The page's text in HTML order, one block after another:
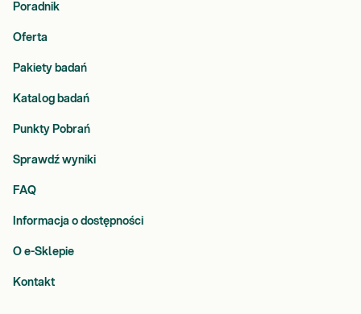
Poradnik
Oferta
Pakiety badań
Katalog badań
Punkty Pobrań
Sprawdź wyniki
FAQ
Informacja o dostępności
O e-Sklepie
Kontakt